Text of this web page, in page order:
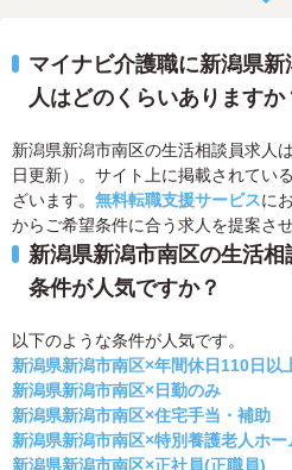
マイナビ介護職に新潟県
人はどのくらいありますか
新潟県新潟市南区の生活相談員求人
日更新）。サイト上に掲載されてい
ざいます。 無料転職支援サービスに
からご希望条件に合う求人を提案さ
新潟県新潟市南区の生活
条件が人気ですか？
以下のような条件が人気です。
新潟県新潟市南区×年間休日110日以
新潟県新潟市南区×日勤のみ
新潟県新潟市南区×住宅手当・補助
新潟県新潟市南区×特別養護老人ホー
新潟県新潟市南区×正社員(正職員)